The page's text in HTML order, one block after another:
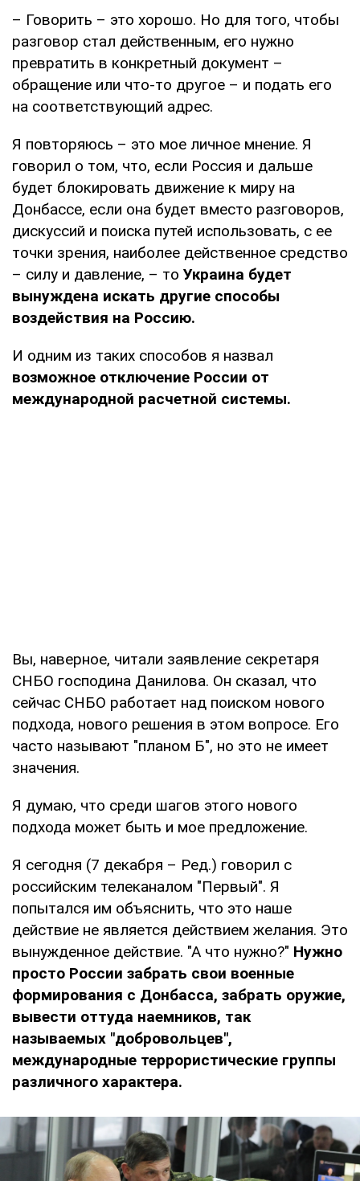
– Говорить – это хорошо. Но для того, чтобы
разговор стал действенным, его нужно
превратить в конкретный документ –
обращение или что-то другое – и подать его
на соответствующий адрес.
Я повторяюсь – это мое личное мнение. Я
говорил о том, что, если Россия и дальше
будет блокировать движение к миру на
Донбассе, если она будет вместо разговоров,
дискуссий и поиска путей использовать, с ее
точки зрения, наиболее действенное средство
– силу и давление, – то Украина будет
вынуждена искать другие способы
воздействия на Россию.
И одним из таких способов я назвал
возможное отключение России от
международной расчетной системы.
Вы, наверное, читали заявление секретаря
СНБО господина Данилова. Он сказал, что
сейчас СНБО работает над поиском нового
подхода, нового решения в этом вопросе. Его
часто называют "планом Б", но это не имеет
значения.
Я думаю, что среди шагов этого нового
подхода может быть и мое предложение.
Я сегодня (7 декабря – Ред.) говорил с
российским телеканалом "Первый". Я
попытался им объяснить, что это наше
действие не является действием желания. Это
вынужденное действие. "А что нужно?" Нужно
просто России забрать свои военные
формирования с Донбасса, забрать оружие,
вывести оттуда наемников, так
называемых "добровольцев",
международные террористические группы
различного характера.